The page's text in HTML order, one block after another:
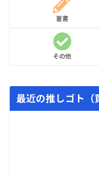
著書
その他
最近の推しゴト（